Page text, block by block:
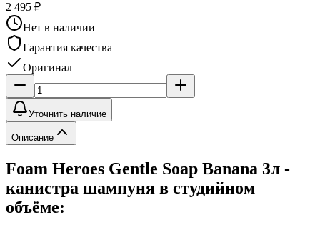
2 495 ₽
Нет в наличии
Гарантия качества
Оригинал
Уточнить наличие
Описание
Foam Heroes Gentle Soap Banana 3л -
канистра шампуня в студийном
объёме: